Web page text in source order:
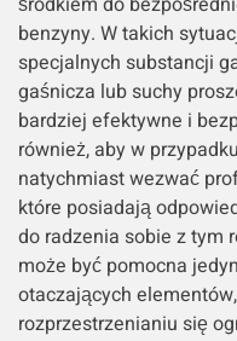
benzyny. W takich
specjalnych substancji
gaśnicza lub suchy
bardziej efektywne i
również, aby w
natychmiast wezwać
które posiadają
do radzenia sobie z tym
może być pomocna
otaczających
rozprzestrzenianiu się